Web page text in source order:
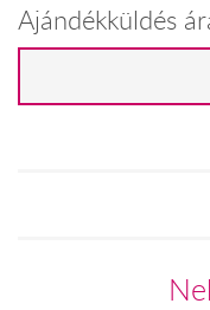
Ajándékküldés